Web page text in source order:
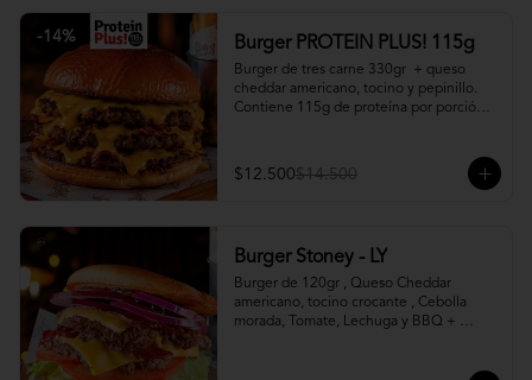
-14% Burger PROTEIN PLUS! 115g
Burger de tres carne 330gr  + queso
cheddar americano, tocino y pepinillo.
Contiene 115g de proteína por porción.
$12.500$14.500
Burger Stoney - LY
Burger de 120gr , Queso Cheddar
americano, tocino crocante , Cebolla
morada, Tomate, Lechuga y BBQ +